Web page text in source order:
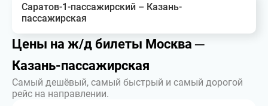
Саратов-1-пассажирский – Казань-
пассажирская
Цены на ж/д билеты Москва ─
Казань-пассажирская
Самый дешёвый, самый быстрый и самый дорогой
рейс на направлении.